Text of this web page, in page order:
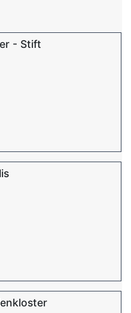
- Stift